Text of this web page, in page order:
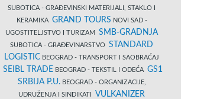
SUBOTICA - GRAĐEVINSKI MATERIJALI, STAKLO I
KERAMIKA GRAND TOURS NOVI SAD -
UGOSTITELJSTVO I TURIZAM SMB-GRADNJA
SUBOTICA - GRAĐEVINARSTVO STANDARD
LOGISTIC BEOGRAD - TRANSPORT I SAOBRAĆAJ
SEIBL TRADE BEOGRAD - TEKSTIL I ODEĆA GS1
SRBIJA P.U.BEOGRAD - ORGANIZACIJE,
UDRUŽENJA I SINDIKATI VULKANIZER